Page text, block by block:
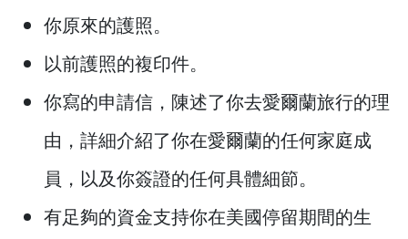
你原來的護照。
以前護照的複印件。
你寫的申請信，陳述了你去愛爾蘭旅行的理
由，詳細介紹了你在愛爾蘭的任何家庭成
員，以及你簽證的任何具體細節。
有足夠的資金支持你在美國停留期間的生